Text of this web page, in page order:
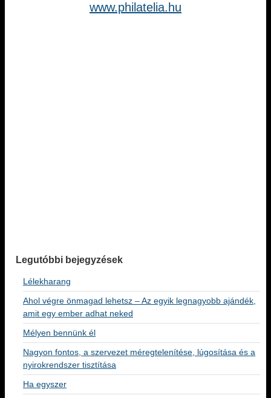
www.philatelia.hu
Legutóbbi bejegyzések
Lélekharang
Ahol végre önmagad lehetsz – Az egyik legnagyobb ajándék,
amit egy ember adhat neked
Mélyen bennünk él
Nagyon fontos, a szervezet méregtelenítése, lúgosítása és a
nyirokrendszer tisztítása
Ha egyszer